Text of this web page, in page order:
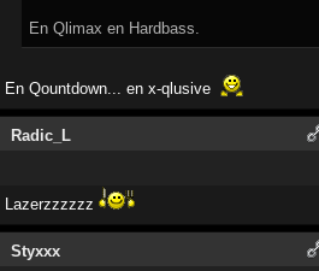
En Qlimax en Hardbass.
En Qountdown... en x-qlusive
Radic_L
Lazerzzzzzz
Styxxx